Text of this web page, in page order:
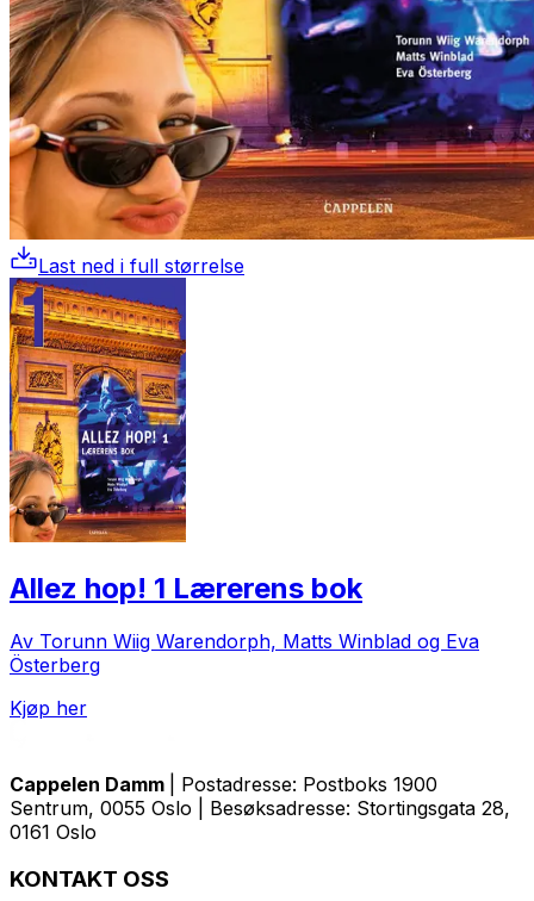
Last ned i full størrelse
Allez hop! 1 Lærerens bok
Av Torunn Wiig Warendorph, Matts Winblad og Eva
Österberg
Kjøp her
Cappelen Damm
| Postadresse: Postboks 1900
Sentrum, 0055 Oslo | Besøksadresse: Stortingsgata 28,
0161 Oslo
KONTAKT OSS